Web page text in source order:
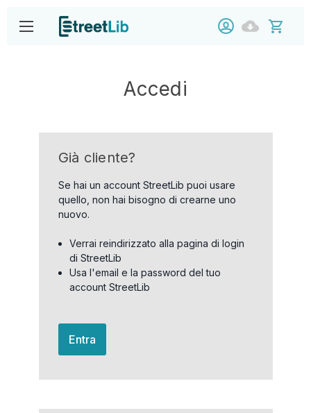
Accedi
Già cliente?
Se hai un account StreetLib puoi usare
quello, non hai bisogno di crearne uno
nuovo.
Verrai reindirizzato alla pagina di login
di StreetLib
Usa l'email e la password del tuo
account StreetLib
Entra